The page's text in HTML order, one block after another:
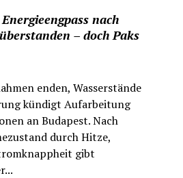
nach
– doch Paks
enden, Wasserstände
kündigt Aufarbeitung
an Budapest. Nach
durch Hitze,
gibt